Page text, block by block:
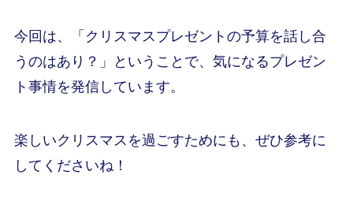
今回は、「クリスマスプレゼントの予算を話し合
うのはあり？」ということで、気になるプレゼン
ト事情を発信しています。
楽しいクリスマスを過ごすためにも、ぜひ参考に
してくださいね！